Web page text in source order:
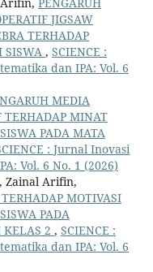
JIGSAW
TERHADAP
SISWA , SCIENCE :
dan IPA: Vol. 6
MEDIA
TERHADAP MINAT
PADA MATA
: Jurnal Inovasi
Vol. 6 No. 1 (2026)
Zainal Arifin,
MOTIVASI
PADA
2 , SCIENCE :
dan IPA: Vol. 6